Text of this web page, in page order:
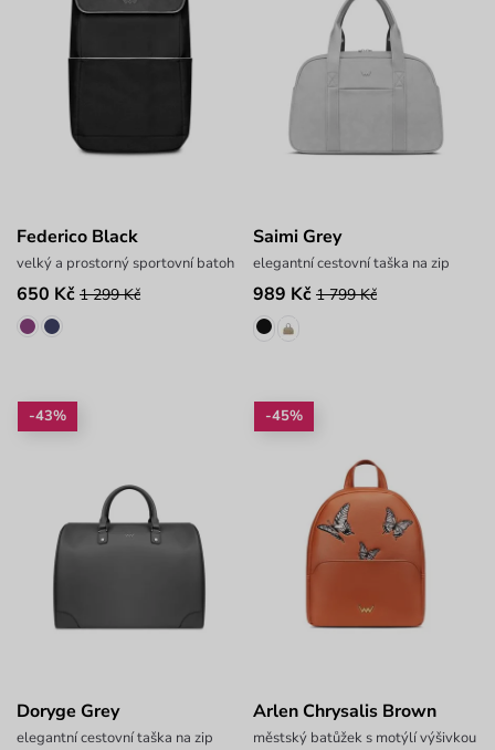
Federico Black
velký a prostorný sportovní batoh
650 Kč 1 299 Kč
Saimi Grey
elegantní cestovní taška na zip
989 Kč 1 799 Kč
-43%
Doryge Grey
elegantní cestovní taška na zip
-45%
Arlen Chrysalis Brown
městský batůžek s motýlí výšivkou